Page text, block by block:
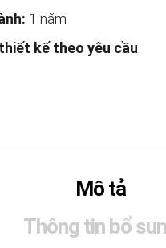
1 năm
kế theo yêu cầu
Mô tả
Thông tin bổ